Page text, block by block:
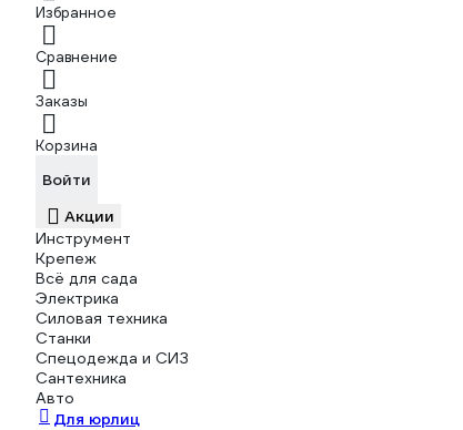
Избранное
Сравнение
Заказы
Корзина
Войти
Акции
Инструмент
Крепеж
Всё для сада
Электрика
Силовая техника
Станки
Спецодежда и СИЗ
Сантехника
Авто
Для юрлиц